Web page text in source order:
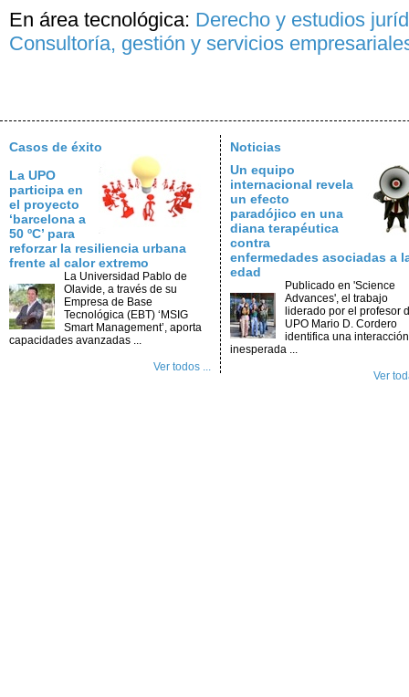
En área tecnológica: Derecho y estudios
Consultoría, gestión y servicios
Casos de éxito
La UPO
participa en
el proyecto
‘barcelona a
50 ºC’ para
reforzar la resiliencia urbana
frente al calor extremo
La Universidad Pablo de
Olavide, a través de su
Empresa de Base
Tecnológica (EBT) ‘MSIG
Smart Management’, aporta
capacidades avanzadas ...
Ver todos ...
Noticias
Un equipo
internacional revela
un efecto
paradójico en una
diana terapéutica
contra
enfermedades asociadas a
edad
Publicado en 'Science
Advances', el trabajo
liderado por el profesor
UPO Mario D. Cordero
identifica una interacción
inesperada ...
Ver